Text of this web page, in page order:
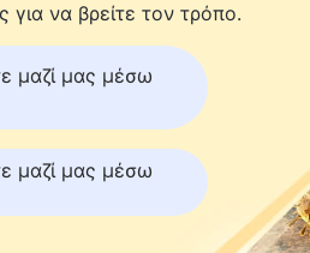
για να βρείτε τον τρόπο.
μαζί μας μέσω
μαζί μας μέσω